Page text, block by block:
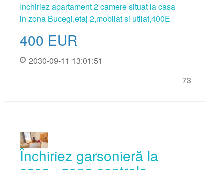
Inchiriez apartament 2 camere situat la casa
in zona Bucegi,etaj 2,mobilat si utilat,400E
400 EUR
2030-09-11 13:01:51
73
Închiriez garsonieră la